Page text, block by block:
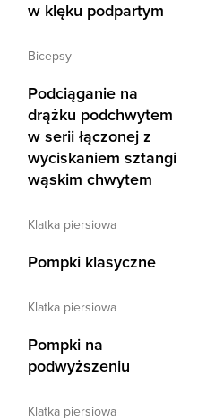
w klęku podpartym
bicepsy
Podciąganie na
drążku podchwytem
w serii łączonej z
wyciskaniem sztangi
wąskim chwytem
klatka piersiowa
Pompki klasyczne
klatka piersiowa
Pompki na
podwyższeniu
klatka piersiowa